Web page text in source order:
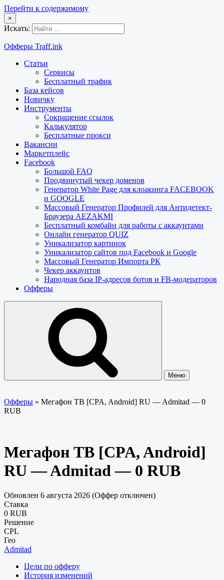
Перейти к содержимому
×
Искать:
Офферы Traff.ink
Статьи
Сервисы
Бесплатный трафик
База кейсов
Новичку
Инструменты
Сокращение ссылок
Калькулятор
Бесплатные прокси
Вакансии
Маркетплейс
Facebook
Большой FAQ
Продвинутый чекер доменов
Генератор White Page для клоакинга FACEBOOK
и GOOGLE
Массовый Генератор Профилей для Антидетект-
Браузера AEZAKMI
Бесплатный комбайн для работы с аккаунтами
Онлайн генератор QUIZ
Уникализатор картинок
Уникализатор сайтов под Facebook и Google
Массовый Генератор Импорта РК
Чекер аккаунтов
Народная база IP-адресов ботов и FB-модераторов
Офферы
Меню
Офферы » Мегафон ТВ [CPA, Android] RU — Admitad — 0
RUB
Мегафон ТВ [CPA, Android]
RU — Admitad — 0 RUB
Обновлен 6 августа 2026 (Оффер отключен)
Ставка
0 RUB
Решение
CPL
Гео
Admitad
Цели по офферу
История изменений